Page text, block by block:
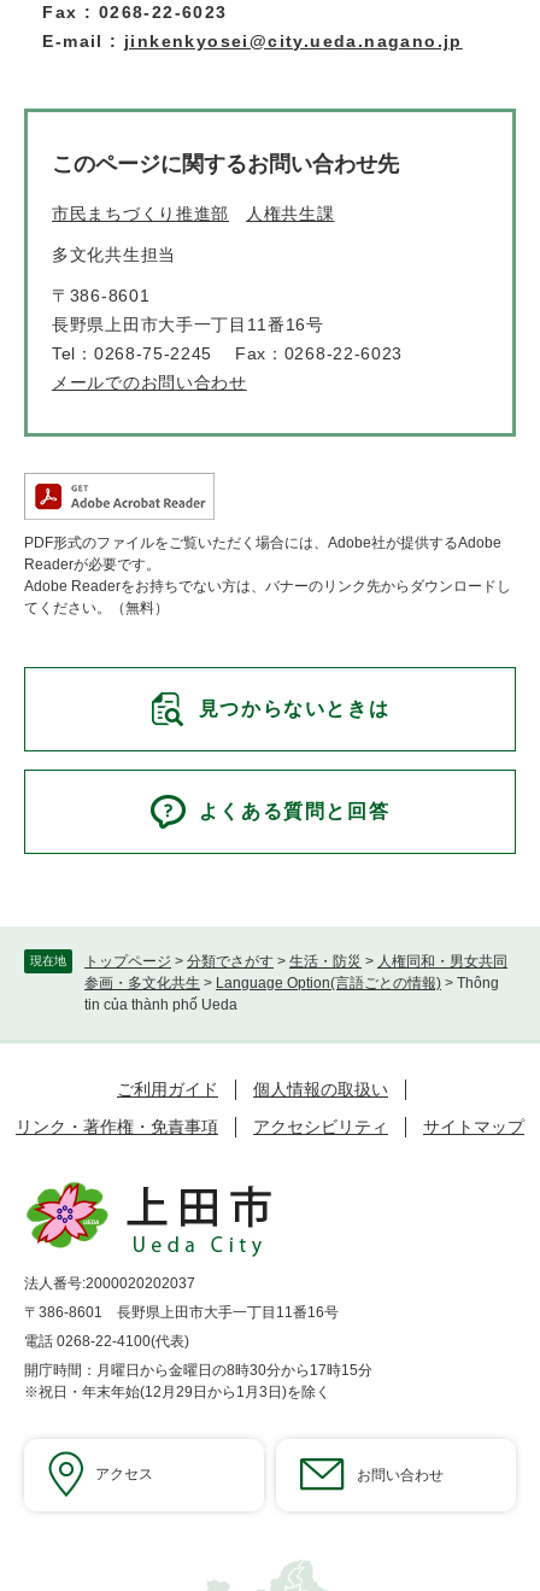
現在地 トップページ > 分類でさがす > 生活・防災 > 人権同和・男女共同
参画・多文化共生 > Language Option(言語ごとの情報) > Thông
tin của thành phố Ueda
Fax : 0268-22-6023
E-mail : jinkenkyosei@city.ueda.nagano.jp
このページに関するお問い合わせ先
市民まちづくり推進部 人権共生課
多文化共生担当
〒386-8601
長野県上田市大手一丁目11番16号
Tel：0268-75-2245
Fax：0268-22-6023
メールでのお問い合わせ
PDF形式のファイルをご覧いただく場合には、Adobe社が提供するAdobe
Readerが必要です。
Adobe Readerをお持ちでない方は、バナーのリンク先からダウンロードし
てください。（無料）
見つからないときは
よくある質問と回答
ご利用ガイド
個人情報の取扱い
リンク・著作権・免責事項
アクセシビリティ サイトマップ
法人番号:2000020202037
〒386-8601 長野県上田市大手一丁目11番16号
電話 0268-22-4100(代表)
開庁時間：月曜日から金曜日の8時30分から17時15分
※祝日・年末年始(12月29日から1月3日)を除く
アクセス お問い合わせ